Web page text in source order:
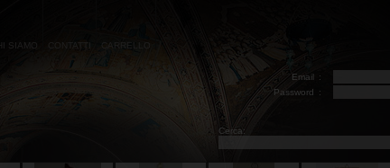
SIAMO CONTATTI
Email :
Password
:
Cerca: